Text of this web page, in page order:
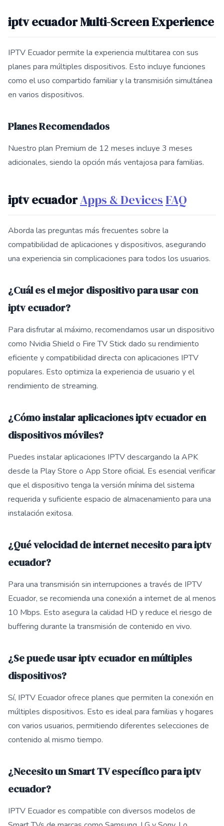
iptv ecuador Multi-Screen Experience
IPTV Ecuador permite la experiencia multitarea con sus
planes para múltiples dispositivos. Esto incluye funciones
como el uso compartido familiar y la transmisión simultánea
en varios dispositivos.
Planes Recomendados
Nuestro plan Premium de 12 meses incluye 3 meses
adicionales, siendo la opción más ventajosa para familias.
iptv ecuadorApps & Devices FAQ
Aborda las preguntas más frecuentes sobre la
compatibilidad de aplicaciones y dispositivos, asegurando
una experiencia sin complicaciones para todos los usuarios.
¿Cuál es el mejor dispositivo para usar con
iptv ecuador?
Para disfrutar al máximo, recomendamos usar un dispositivo
como Nvidia Shield o Fire TV Stick dado su rendimiento
eficiente y compatibilidad directa con aplicaciones IPTV
populares. Esto optimiza la experiencia de usuario y el
rendimiento de streaming.
¿Cómo instalar aplicaciones iptv ecuador en
dispositivos móviles?
Puedes instalar aplicaciones IPTV descargando la APK
desde la Play Store o App Store oficial. Es esencial verificar
que el dispositivo tenga la versión mínima del sistema
requerida y suficiente espacio de almacenamiento para una
instalación exitosa.
¿Qué velocidad de internet necesito para iptv
ecuador?
Para una transmisión sin interrupciones a través de IPTV
Ecuador, se recomienda una conexión a internet de al menos
10 Mbps. Esto asegura la calidad HD y reduce el riesgo de
buffering durante la transmisión de contenido en vivo.
¿Se puede usar iptv ecuador en múltiples
dispositivos?
Sí, IPTV Ecuador ofrece planes que permiten la conexión en
múltiples dispositivos. Esto es ideal para familias y hogares
con varios usuarios, permitiendo diferentes selecciones de
contenido al mismo tiempo.
¿Necesito un Smart TV específico para iptv
ecuador?
IPTV Ecuador es compatible con diversos modelos de